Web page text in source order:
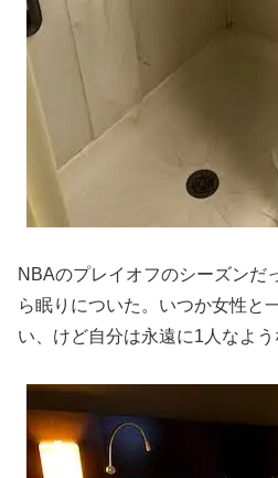
NBAのプレイオフのシーズンだ
ら眠りについた。いつか女性と
い、けど自分は永遠に1人なよう